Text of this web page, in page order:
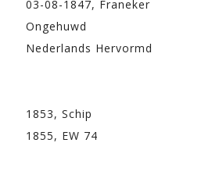
03-08-1847, Franeker
Ongehuwd
Nederlands Hervormd
1853, Schip
1855, EW 74